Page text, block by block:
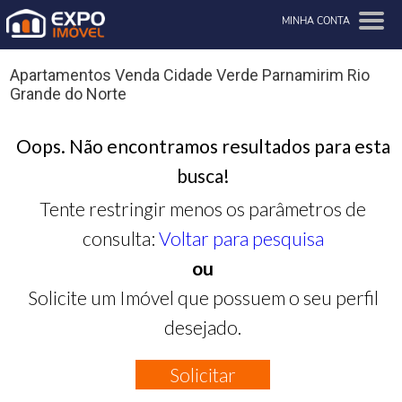
MINHA CONTA
Apartamentos Venda Cidade Verde Parnamirim Rio
Grande do Norte
Oops. Não encontramos resultados para esta
busca!
Tente restringir menos os parâmetros de
consulta: Voltar para pesquisa
ou
Solicite um Imóvel que possuem o seu perfil
desejado.
Solicitar